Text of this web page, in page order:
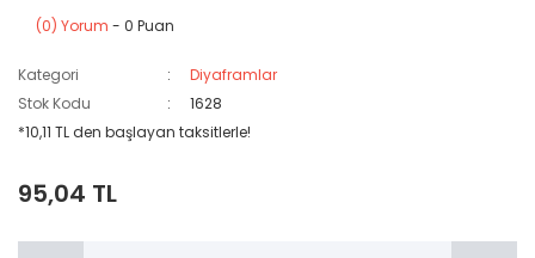
(0) Yorum - 0 Puan
Kategori
Diyaframlar
Stok Kodu
1628
*10,11 TL den başlayan taksitlerle!
95,04 TL